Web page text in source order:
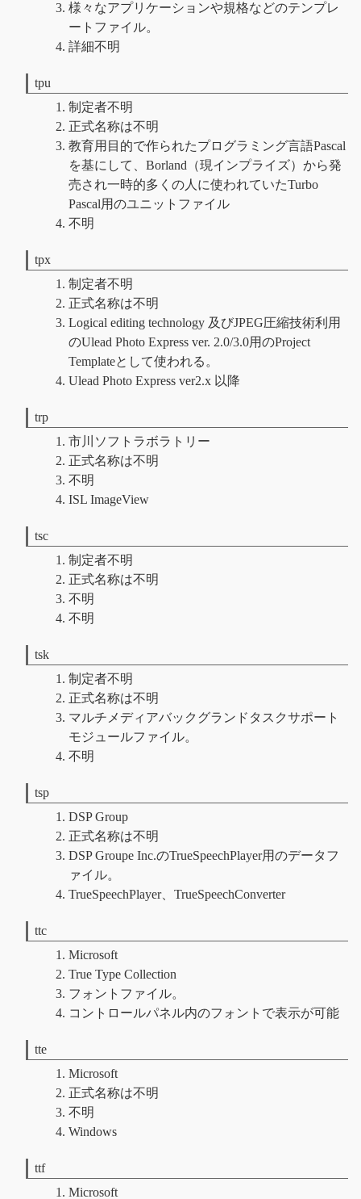
様々なアプリケーションや規格などのテンプレ
ートファイル。
詳細不明
tpu
制定者不明
正式名称は不明
教育用目的で作られたプログラミング言語Pascal
を基にして、Borland（現インプライズ）から発
売され一時的多くの人に使われていたTurbo
Pascal用のユニットファイル
不明
tpx
制定者不明
正式名称は不明
Logical editing technology 及びJPEG圧縮技術利用
のUlead Photo Express ver. 2.0/3.0用のProject
Templateとして使われる。
Ulead Photo Express ver2.x 以降
trp
市川ソフトラボラトリー
正式名称は不明
不明
ISL ImageView
tsc
制定者不明
正式名称は不明
不明
不明
tsk
制定者不明
正式名称は不明
マルチメディアバックグランドタスクサポート
モジュールファイル。
不明
tsp
DSP Group
正式名称は不明
DSP Groupe Inc.のTrueSpeechPlayer用のデータフ
ァイル。
TrueSpeechPlayer、TrueSpeechConverter
ttc
Microsoft
True Type Collection
フォントファイル。
コントロールパネル内のフォントで表示が可能
tte
Microsoft
正式名称は不明
不明
Windows
ttf
Microsoft